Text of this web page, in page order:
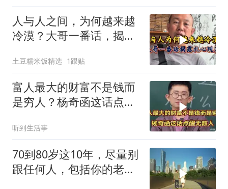
人与人之间，为何越来越
冷漠？大哥一番话，揭露
土豆糯米饭精选 1跟贴
富人最大的财富不是钱而
是穷人？杨奇函这话点醒
听到生活事
70到80岁这10年，尽量别
跟任何人，包括你的老